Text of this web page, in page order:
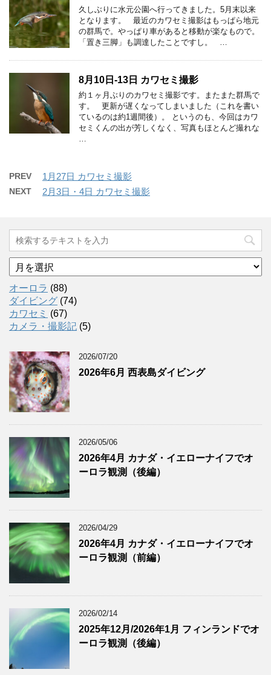
久しぶりに水元公園へ行ってきました。5月末以来
となります。 最近のカワセミ撮影はもっぱら地元
の群馬で。やっぱり車があると移動が楽なもので。
「置き三脚」も調達したことですし。 …
8月10日-13日 カワセミ撮影
約１ヶ月ぶりのカワセミ撮影です。またまた群馬で
す。 更新が遅くなってしまいました（これを書い
ているのは約1週間後）。 というのも、今回はカワ
セミくんの出が芳しくなく、写真もほとんど撮れな
PREV 1月27日 カワセミ撮影
NEXT 2月3日・4日 カワセミ撮影
ア
ー
カ
イ
ブ
オーロラ (88)
ダイビング (74)
カワセミ (67)
カメラ・撮影記 (5)
2026/07/20
2026年6月 西表島ダイビング
2026/05/06
2026年4月 カナダ・イエローナイフでオ
ーロラ観測（後編）
2026/04/29
2026年4月 カナダ・イエローナイフでオ
ーロラ観測（前編）
2026/02/14
2025年12月/2026年1月 フィンランドでオ
ーロラ観測（後編）